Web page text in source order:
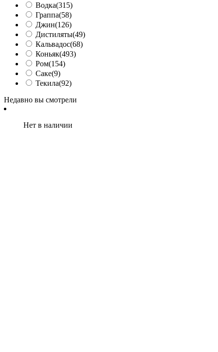
Водка(315)
Граппа(58)
Джин(126)
Дистиляты(49)
Кальвадос(68)
Коньяк(493)
Ром(154)
Саке(9)
Текила(92)
Недавно вы смотрели
Нет в наличии